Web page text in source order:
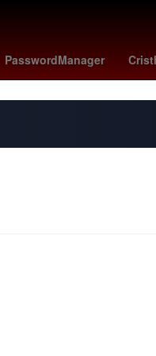
PasswordManager
bloqueos carreteras hoy